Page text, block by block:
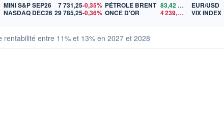
MINI S&P SEP26 7 731,25-0,35%
NASDAQ DEC26 29 785,25-0,36%
PÉTROLE BRENT 83,42$US
ONCE D'OR
4 239,39 $US
EUR/USD
VIX INDEX
rentabilité entre 11% et 13% en 2027 et 2028